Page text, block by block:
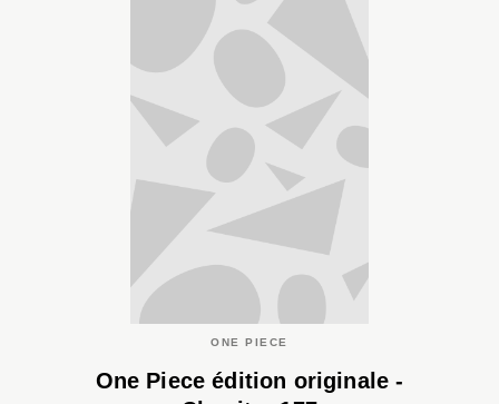
ONE PIECE
One Piece édition originale -